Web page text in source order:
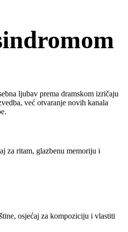
ljubav prema dramskom izričaju
već otvaranje novih kanala
za ritam, glazbenu memoriju i
osjećaj za kompoziciju i vlastiti